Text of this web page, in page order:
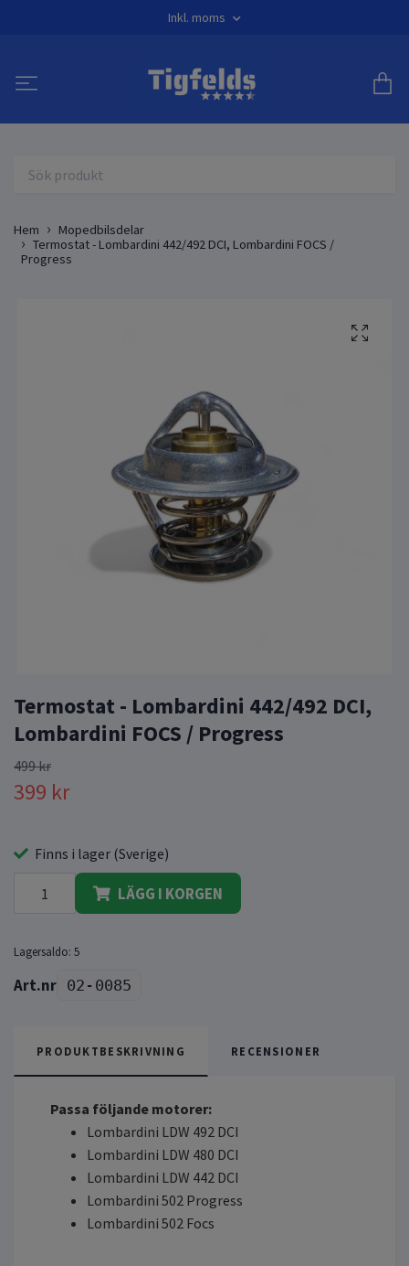
Inkl. moms
Hem
Mopedbilsdelar
Termostat - Lombardini 442/492 DCI, Lombardini FOCS /
Progress
Termostat - Lombardini 442/492 DCI,
Lombardini FOCS / Progress
499 kr
399 kr
Finns i lager (Sverige)
LÄGG I KORGEN
Lagersaldo: 5
02-0085
PRODUKTBESKRIVNING RECENSIONER
Passa följande motorer:
Lombardini LDW 492 DCI
Lombardini LDW 480 DCI
Lombardini LDW 442 DCI
Lombardini 502 Progress
Lombardini 502 Focs